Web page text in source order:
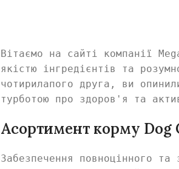
Вітаємо на сайті компанії
якістю інгредієнтів та
чотирилапого друга, ви
турботою про здоров'я та
Асортимент корму Dog
Забезпечення повноцінного